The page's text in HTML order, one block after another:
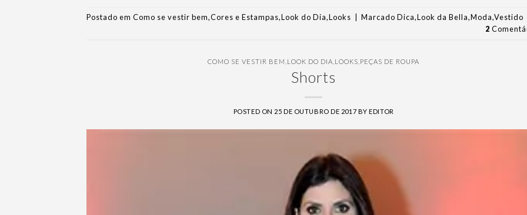
Postado em Como se vestir bem,Cores e Estampas,Look do Dia,Looks Marcado Dica,Look da Bella,Moda,Vestido
2
COMO SE VESTIR BEM LOOK DO DIA LOOKS PEÇAS DE ROUPA
Shorts
POSTED ON 25 DE OUTUBRO DE 2017 BYEDITOR